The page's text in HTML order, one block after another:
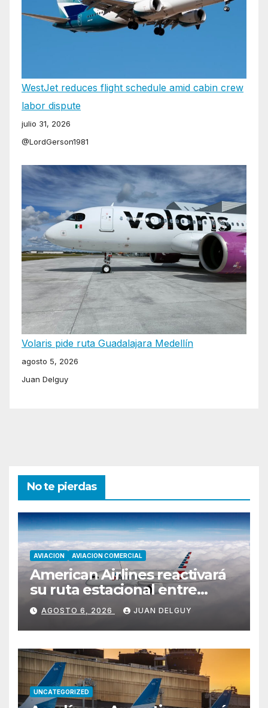
WestJet reduces flight schedule amid cabin crew
labor dispute
julio 31, 2026
@LordGerson1981
Volaris pide ruta Guadalajara Medellín
agosto 5, 2026
Juan Delguy
No te pierdas
AVIACION AVIACION COMERCIAL
American Airlines reactivará
su ruta estacional entre
Miami y Montevideo con
vuelos diarios
AGOSTO 6, 2026 JUAN DELGUY
UNCATEGORIZED